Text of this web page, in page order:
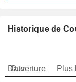
Historique de
Date
Ouverture Plus